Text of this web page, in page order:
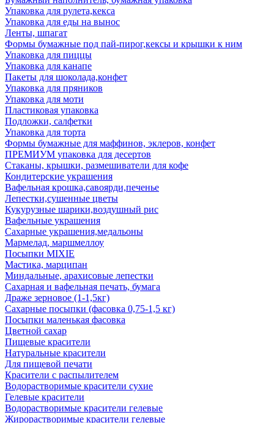
Упаковка для рулета,кекса
Упаковка для еды на вынос
Ленты, шпагат
Формы бумажные под пай-пирог,кексы и крышки к ним
Упаковка для пиццы
Упаковка для канапе
Пакеты для шоколада,конфет
Упаковка для пряников
Упаковка для моти
Пластиковая упаковка
Подложки, салфетки
Упаковка для торта
Формы бумажные для маффинов, эклеров, конфет
ПРЕМИУМ упаковка для десертов
Стаканы, крышки, размешиватели для кофе
Кондитерские украшения
Вафельная крошка,савоярди,печенье
Лепестки,сушенные цветы
Кукурузные шарики,воздушный рис
Вафельные украшения
Сахарные украшения,медальоны
Мармелад, маршмеллоу
Посыпки MIXIE
Мастика, марципан
Миндальные, арахисовые лепестки
Сахарная и вафельная печать, бумага
Драже зерновое (1-1,5кг)
Сахарные посыпки (фасовка 0,75-1,5 кг)
Посыпки маленькая фасовка
Цветной сахар
Пищевые красители
Натуральные красители
Для пищевой печати
Красители с распылителем
Водорастворимые красители сухие
Гелевые красители
Водорастворимые красители гелевые
Жирорастворимые красители гелевые